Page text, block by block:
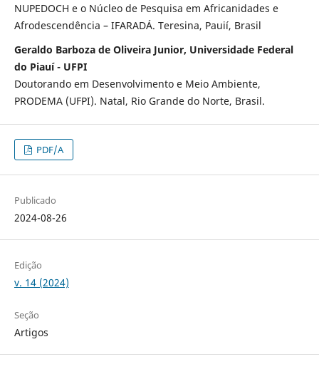
NUPEDOCH e o Núcleo de Pesquisa em Africanidades e
Afrodescendência – IFARADÁ. Teresina, Pauií, Brasil
Geraldo Barboza de Oliveira Junior, Universidade Federal
do Piauí - UFPI
Doutorando em Desenvolvimento e Meio Ambiente,
PRODEMA (UFPI). Natal, Rio Grande do Norte, Brasil.
PDF/A
Publicado
2024-08-26
Edição
v. 14 (2024)
Seção
Artigos